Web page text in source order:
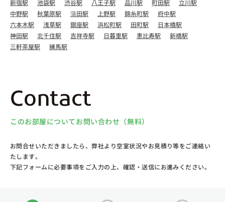
新宿駅
池袋駅 渋谷駅 八王子駅 品川駅 町田駅
立川駅
中野駅
秋葉原駅 蒲田駅 上野駅 錦糸町駅
府中駅
六本木駅
浅草駅 銀座駅 浜松町駅 田町駅
日本橋駅
神田駅
北千住駅 吉祥寺駅 日暮里駅 恵比寿駅
新橋駅
三軒茶屋駅
練馬駅
Contact
このお部屋についてお問い合わせ（無料）
お問合せいただきましたら、弊社より空室状況やお見積り等をご連絡い
たします。
下記フォームに必要事項をご入力の上、確認・送信にお進みください。